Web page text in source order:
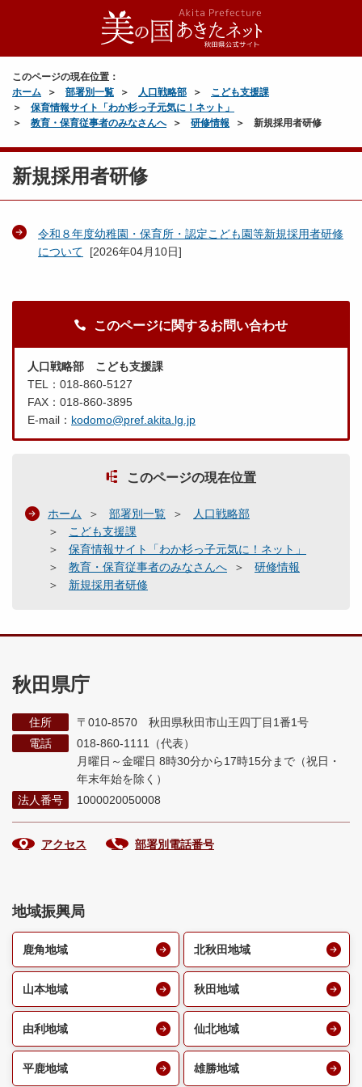
このページの現在位置：
ホーム
部署別一覧 人口戦略部
こども支援課
保育情報サイト「わか杉っ子元気に！ネット」
教育・保育従事者のみなさんへ
研修情報 新規採用者研修
新規採用者研修
令和８年度幼稚園・保育所・認定こども園等新規採用者研修
について [2026年04月10日]
このページに関するお問い合わせ
人口戦略部 こども支援課
TEL：018-860-5127
FAX：018-860-3895
E-mail： kodomo@pref.akita.lg.jp
このページの現在位置
ホーム 部署別一覧
人口戦略部
こども支援課
保育情報サイト「わか杉っ子元気に！ネット」
教育・保育従事者のみなさんへ
研修情報
新規採用者研修
秋田県庁
住所
〒010-8570 秋田県秋田市山王四丁目1番1号
電話
018-860-1111（代表）
月曜日～金曜日 8時30分から17時15分まで （祝日・
年末年始を除く）
法人番号
1000020050008
アクセス 部署別電話番号
地域振興局
鹿角地域 北秋田地域
山本地域 秋田地域
由利地域 仙北地域
平鹿地域 雄勝地域